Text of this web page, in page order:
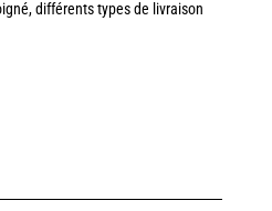
différents types de livraison